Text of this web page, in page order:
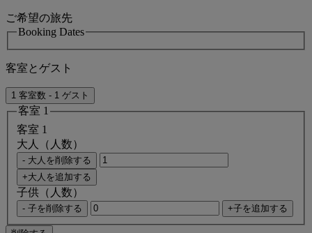
ご希望の旅先
Booking Dates
客室とゲスト
1 客室数 - 1 ゲスト
客室 1
客室 1
大人（人数）
- 大人を削除する
+大人を追加する
子供（人数）
- 子を削除する +子を追加する